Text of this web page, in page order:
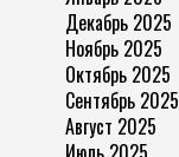
Декабрь 2025
Ноябрь 2025
Октябрь 2025
Сентябрь 2025
Август 2025